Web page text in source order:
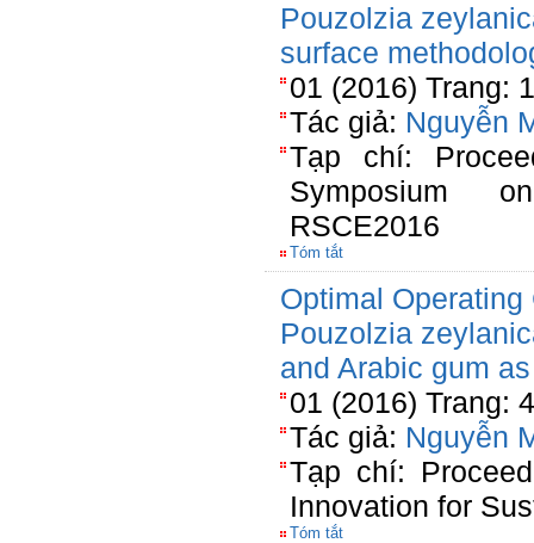
Pouzolzia
surface
01 (2016) Trang:
Tác giả: Nguyễn
Tạp chí:
Symposium
RSCE2016
Tóm tắt
Optimal
Pouzolzia
and Arabic gum
01 (2016) Trang:
Tác giả: Nguyễn
Tạp chí:
Innovation for
Tóm tắt